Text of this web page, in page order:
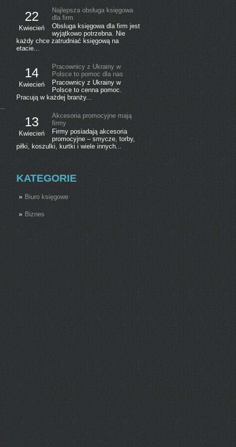
22
Kwiecień
Najlepsza obsługa księgowa
dla firm
Obsluga księgowa dla firm jest
wyjątkowo potrzebna. Nie
każdy chce zatrudniać księgową na
etacie...
14
Kwiecień
Pracownicy z Ukrainy w
Polsce to pomoc dla nas
Pracownicy z Ukrainy w
Polsce to cenna pomoc.
Pracują w każdej branży...
13
Kwiecień
Akcesoria promocyjne mają
firmy
Firmy posiadają akcesoria
promocyjne – smycze, torby,
piłki, koszulki, kurtki i wiele innych...
KATEGORIE
Biuro księgowe
Biznes